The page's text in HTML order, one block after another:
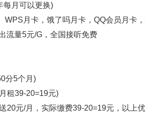
每月可以更换)
WPS月卡，饿了吗月卡，QQ会员月卡
流量5元/G，全国接听免费
分5个月)
租39-20=19元)
20元/月，实际缴费39-20=19元，以上